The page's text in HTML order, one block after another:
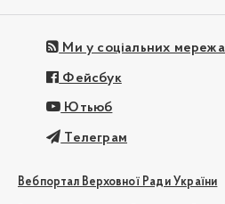
Ми у соціальних
Фейсбук
Ютьюб
Телеграм
Вебпортал Верховної Ради України